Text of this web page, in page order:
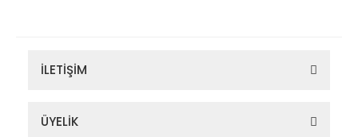
İLETİŞİM
ÜYELİK